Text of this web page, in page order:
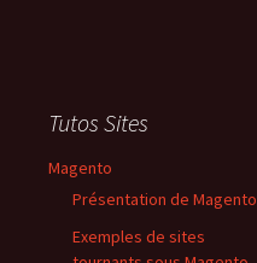
Tutos Sites
Magento
Présentation de Magento
Exemples de sites